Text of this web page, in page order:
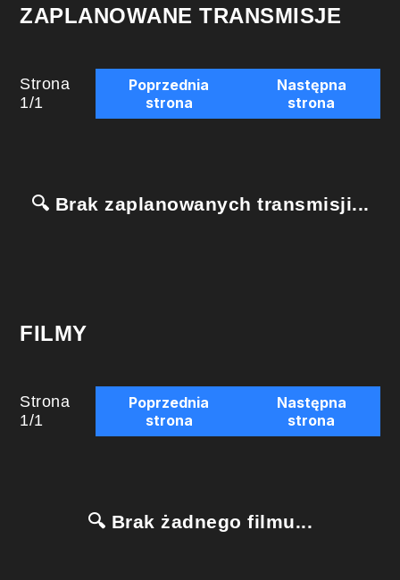
ZAPLANOWANE TRANSMISJE
Strona
1/1
Poprzednia
strona
Następna
strona
🔍 Brak zaplanowanych transmisji...
FILMY
Strona
1/1
Poprzednia
strona
Następna
strona
🔍 Brak żadnego filmu...